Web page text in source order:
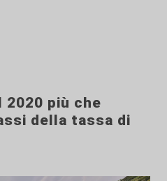
2020 più che
della tassa di